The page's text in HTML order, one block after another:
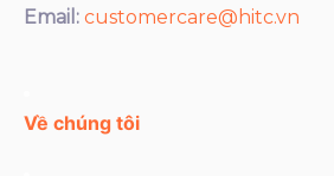
Email: customercare@hitc.vn
Về chúng tôi